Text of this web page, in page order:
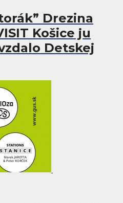
Drezina
Košice ju
Detskej